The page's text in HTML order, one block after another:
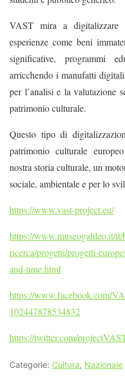
VAST mira a digitalizzare
esperienze come beni
significative, programmi
arricchendo i manufatti
per l’analisi e la valutazione
patrimonio culturale.
Questo tipo di
patrimonio culturale
nostra storia culturale, un
sociale, ambientale eperlo
https://www.vast-project.eu/
https://www.museogalileo.it/
ricerca/progetti/progetti-
and-time.html
https://www.facebook.com/
102447878534832
https://twitter.com/
Categorie: Cultura, Nazionale